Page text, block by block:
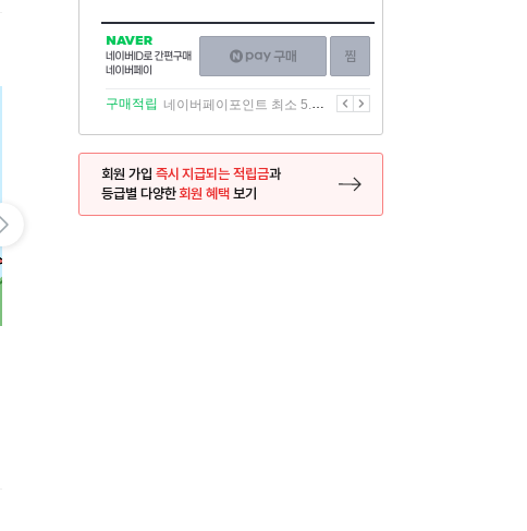
NAVER
네이버
ID로
간편구매
네이버페이
구매하기
이전
구매적립 네이버페이포인트 최소 5.5% 적립 다음
회원 가입 즉시 지급되는 적립금과
등급별 다양한회원 혜택 보기